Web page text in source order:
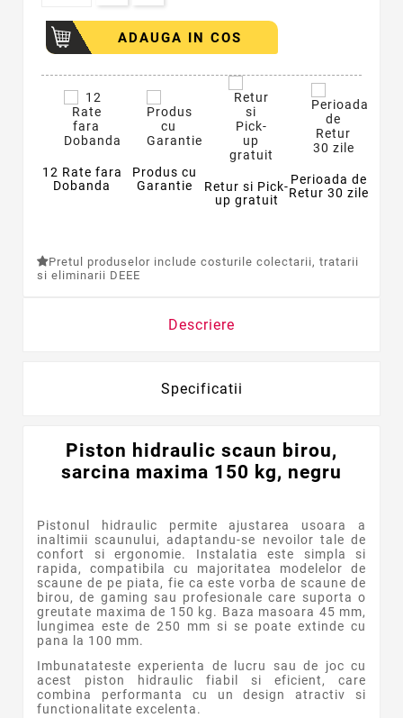
ADAUGA IN COS
12 Rate fara
Dobanda
Produs cu
Garantie
Retur si Pick-
up gratuit
Perioada de
Retur 30 zile
Pretul produselor include costurile colectarii, tratarii
si eliminarii DEEE
Descriere
Specificatii
Piston hidraulic scaun birou,
sarcina maxima 150 kg, negru
Pistonul hidraulic permite ajustarea usoara a
inaltimii scaunului, adaptandu-se nevoilor tale de
confort si ergonomie. Instalatia este simpla si
rapida, compatibila cu majoritatea modelelor de
scaune de pe piata, fie ca este vorba de scaune de
birou, de gaming sau profesionale care suporta o
greutate maxima de 150 kg. Baza masoara 45 mm,
lungimea este de 250 mm si se poate extinde cu
pana la 100 mm.
Imbunatateste experienta de lucru sau de joc cu
acest piston hidraulic fiabil si eficient, care
combina performanta cu un design atractiv si
functionalitate excelenta.